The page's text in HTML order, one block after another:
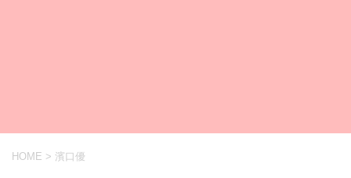
HOME > 濱口優